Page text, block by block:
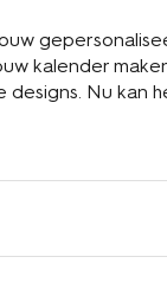
kalender
Nu kan